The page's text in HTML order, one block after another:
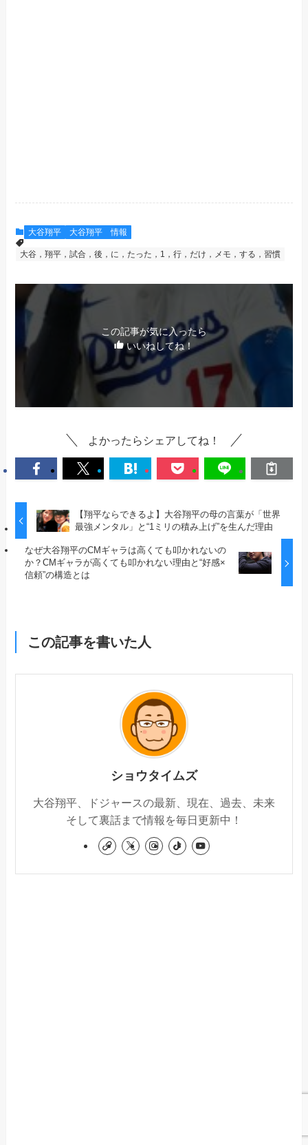
大谷翔平 大谷翔平 情報
大谷，翔平，試合，後，に，たった，1，行，だけ，メモ，する，習慣
この記事が気に入ったら
いいねしてね！
よかったらシェアしてね！
【翔平ならできるよ】大谷翔平の母の言葉が「世界
最強メンタル」と“1ミリの積み上げ”を生んだ理由
なぜ大谷翔平のCMギャラは高くても叩かれないの
か？CMギャラが高くても叩かれない理由と“好感×
信頼”の構造とは
この記事を書いた人
ショウタイムズ
大谷翔平、ドジャースの最新、現在、過去、未来
そして裏話まで情報を毎日更新中！